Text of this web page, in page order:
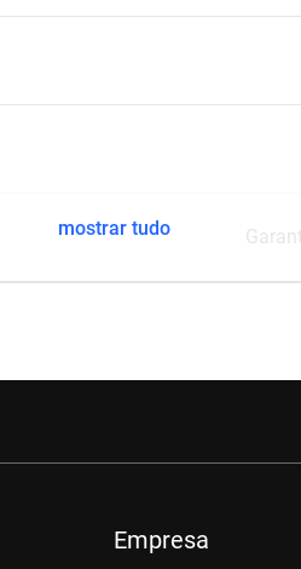
mostrar tudo
Empresa